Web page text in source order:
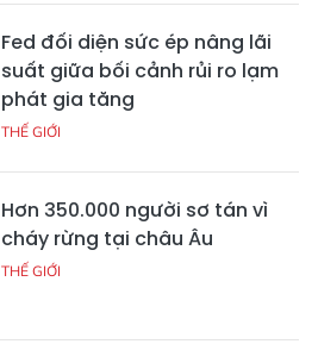
Fed đối diện sức ép nâng lãi
suất giữa bối cảnh rủi ro lạm
phát gia tăng
THẾ GIỚI
Hơn 350.000 người sơ tán vì
cháy rừng tại châu Âu
THẾ GIỚI